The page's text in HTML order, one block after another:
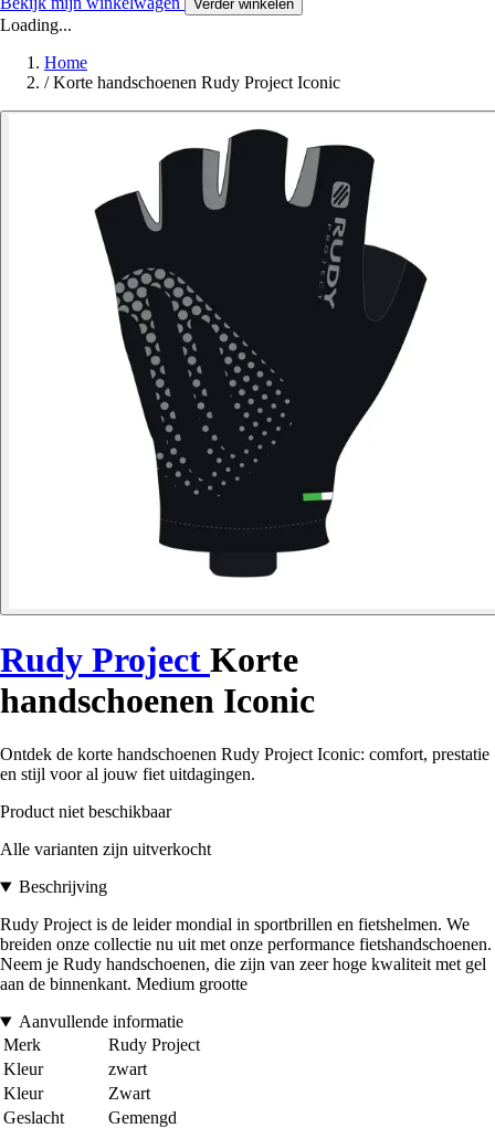
Verder winkelen
Loading...
Home
/ Korte handschoenen Rudy Project Iconic
Rudy Project Korte
handschoenen Iconic
Ontdek de korte handschoenen Rudy Project Iconic: comfort, prestatie
en stijl voor al jouw fiet uitdagingen.
Product niet beschikbaar
Alle varianten zijn uitverkocht
Beschrijving
Rudy Project is de leider mondial in sportbrillen en fietshelmen. We
breiden onze collectie nu uit met onze performance fietshandschoenen.
Neem je Rudy handschoenen, die zijn van zeer hoge kwaliteit met gel
aan de binnenkant. Medium grootte
Aanvullende informatie
Merk
Rudy Project
Kleur
zwart
Kleur
Zwart
Geslacht
Gemengd